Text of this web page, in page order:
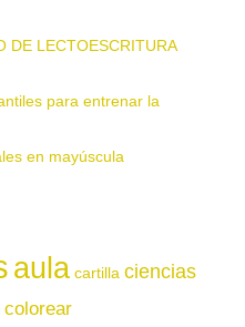
DE LECTOESCRITURA
para entrenar la
en mayúscula
aula cartilla ciencias
colorear